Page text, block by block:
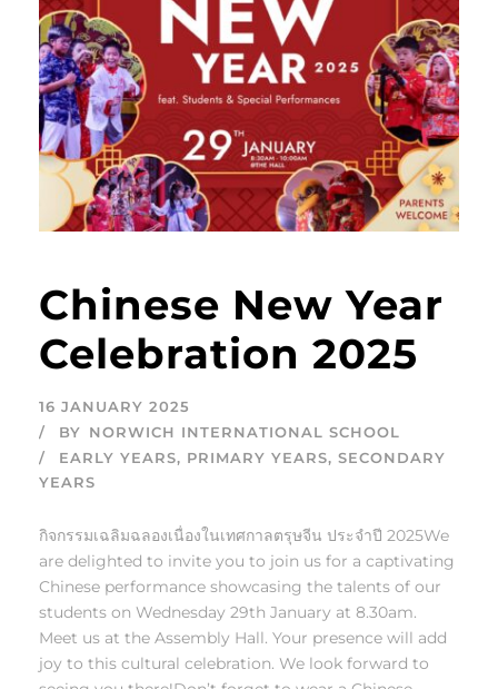
Chinese New Year
Celebration 2025
16 JANUARY 2025
BY NORWICH INTERNATIONAL SCHOOL
EARLY YEARS, PRIMARY YEARS, SECONDARY
YEARS
กิจกรรมเฉลิมฉลองเนื่องในเทศกาลตรุษจีน ประจำปี 2025We
are delighted to invite you to join us for a captivating
Chinese performance showcasing the talents of our
students on Wednesday 29th January at 8.30am.
Meet us at the Assembly Hall. Your presence will add
joy to this cultural celebration. We look forward to